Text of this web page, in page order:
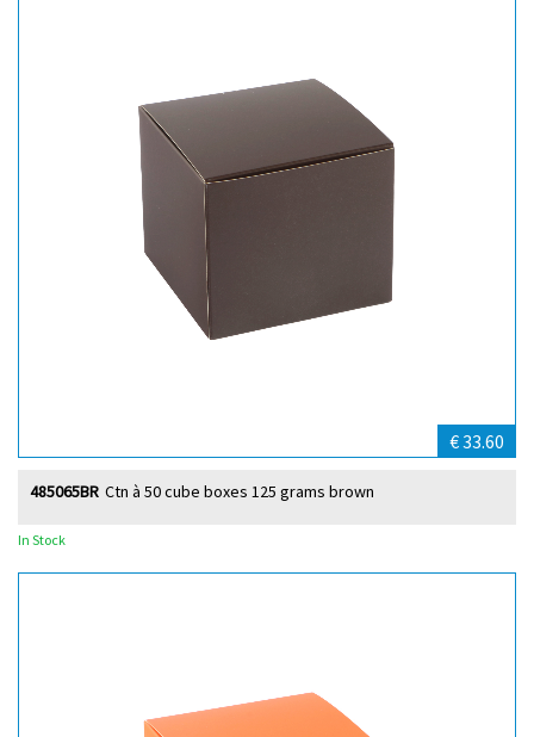
€ 33.60
Ctn à 50 cube boxes 125 grams brown
485065BR
In Stock